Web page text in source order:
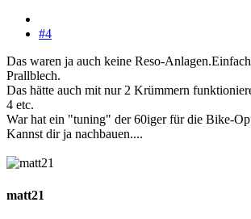
#4
Das waren ja auch keine Reso-
Prallblech.
Das hätte auch mit nur 2 Krümmern
4 etc.
War hat ein "tuning" der 60iger für die Bike-
Kannst dir ja nachbauen....
matt21